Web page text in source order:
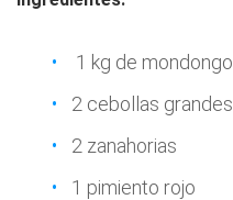
1 kg de mondongo
2 cebollas grandes
2 zanahorias
1 pimiento rojo